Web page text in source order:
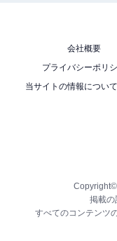
会社概要
プライバシーポリ
当サイトの情報につい
掲載の
すべてのコンテンツ